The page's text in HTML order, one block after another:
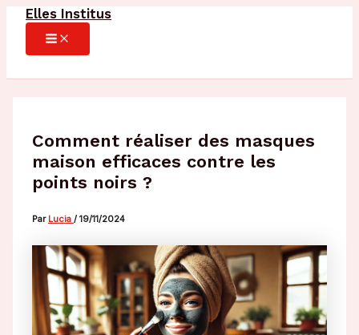
Aller
contenu
Elles Institus
MAIN
MENU
Comment réaliser des masques
maison efficaces contre les
points noirs ?
Par Lucia / 19/11/2024